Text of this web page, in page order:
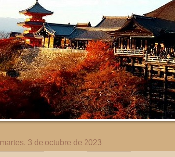
martes, 3 de octubre de 2023